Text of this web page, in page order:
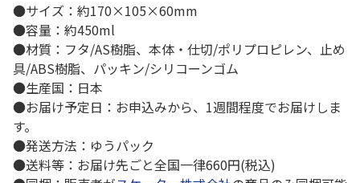
●サイズ：約170×105×60mm
●容量：約450ml
●材質：フタ/AS樹脂、本体・仕切/ポリプロピレン、止め
具/ABS樹脂、パッキン/シリコーンゴム
●生産国：日本
●お届け予定日：お申込みから、1週間程度でお届けしま
す。
●発送方法：ゆうパック
●送料等：お届け先ごと全国一律660円(税込)